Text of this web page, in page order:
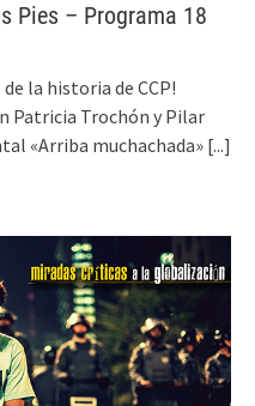
Pies – Programa 18
la historia de CCP!
Patricia Trochón y Pilar
«Arriba muchachada» [...]